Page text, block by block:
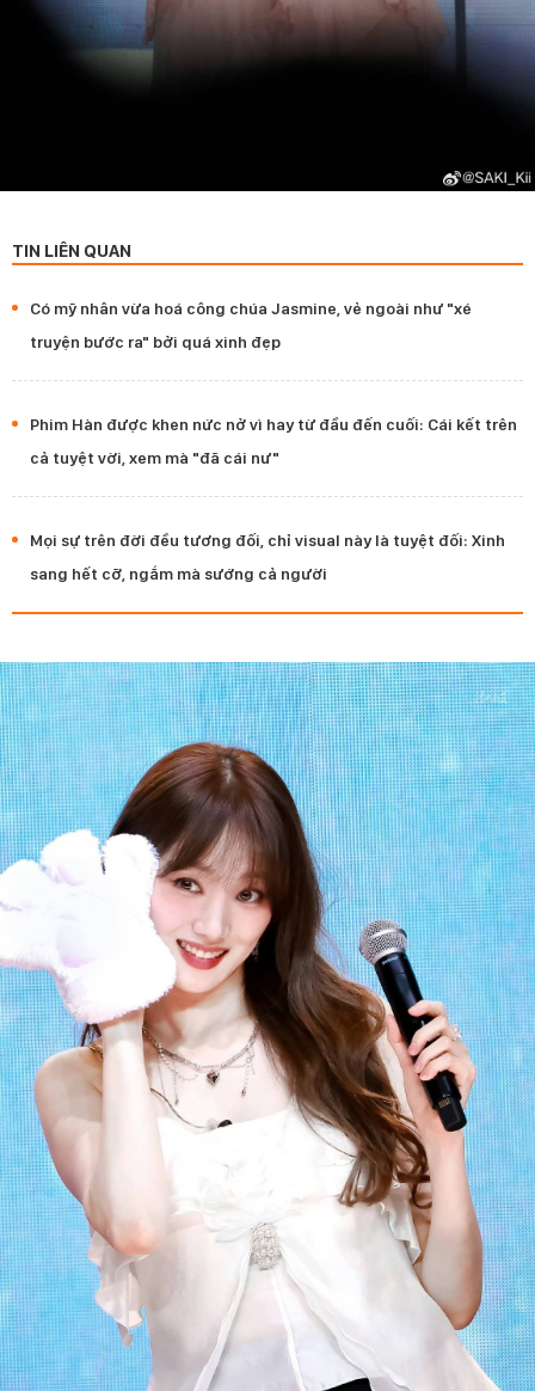
TIN LIÊN QUAN
Có mỹ nhân vừa hoá công chúa Jasmine, vẻ ngoài như "xé
truyện bước ra" bởi quá xinh đẹp
Phim Hàn được khen nức nở vì hay từ đầu đến cuối: Cái kết trên
cả tuyệt vời, xem mà "đã cái nư"
Mọi sự trên đời đều tương đối, chỉ visual này là tuyệt đối: Xinh
sang hết cỡ, ngắm mà sướng cả người